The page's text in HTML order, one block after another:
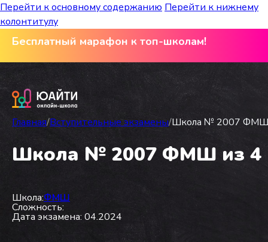
Перейти к основному содержанию Перейти к нижнему
колонтитулу
Бесплатный марафон к топ-школам!
Главная/Вступительные экзамены/Школа № 2007 ФМШ
Школа № 2007 ФМШ из 4 в
Школа:ФМШ
Сложность:
Дата экзамена: 04.2024